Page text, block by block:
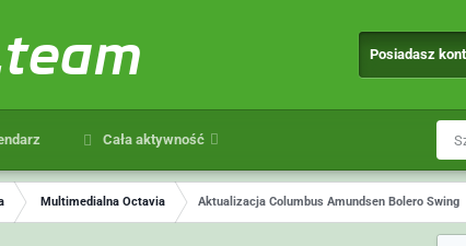
Posiadasz
Cała aktywność
Multimedialna Octavia Aktualizacja Columbus Amundsen Bolero Swing